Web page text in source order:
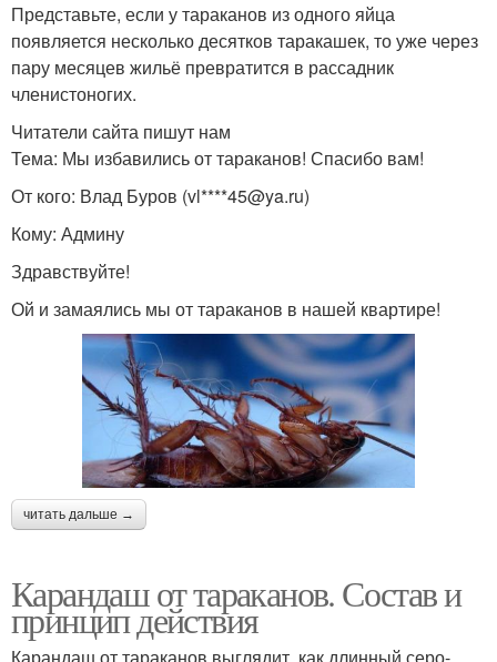
Представьте, если у тараканов из одного яйца
появляется несколько десятков таракашек, то уже через
пару месяцев жильё превратится в рассадник
членистоногих.
Читатели сайта пишут нам
Тема: Мы избавились от тараканов! Спасибо вам!
От кого: Влад Буров (vl****45@ya.ru)
Кому: Админу
Здравствуйте!
Ой и замаялись мы от тараканов в нашей квартире!
читать дальше →
Карандаш от тараканов. Состав и
принцип действия
Карандаш от тараканов выглядит, как длинный серо-